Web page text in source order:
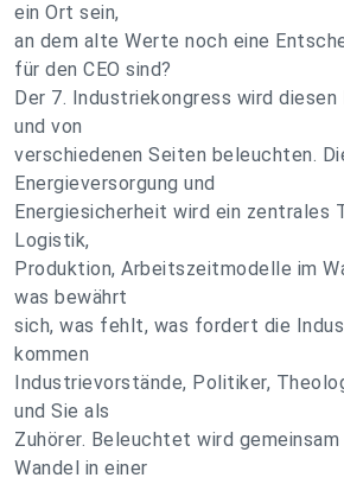
ein Ort sein,
an dem alte Werte noch eine
für den CEO sind?
Der 7. Industriekongress wird diesen
und von
verschiedenen Seiten beleuchten.
Energieversorgung und
Energiesicherheit wird ein zentrales
Logistik,
Produktion, Arbeitszeitmodelle im
was bewährt
sich, was fehlt, was fordert die
kommen
Industrievorstände, Politiker,
und Sie als
Zuhörer. Beleuchtet wird
Wandel in einer